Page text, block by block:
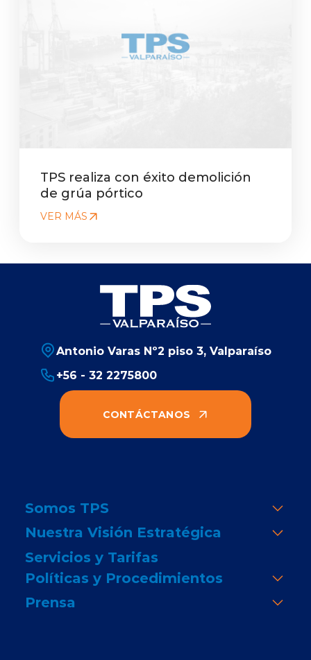
TPS realiza con éxito demolición
de grúa pórtico
VER MÁS
Antonio Varas Nº2 piso 3, Valparaíso
+56 - 32 2275800
CONTÁCTANOS
Somos TPS
Nuestra Visión Estratégica
Servicios y Tarifas
Políticas y Procedimientos
Prensa